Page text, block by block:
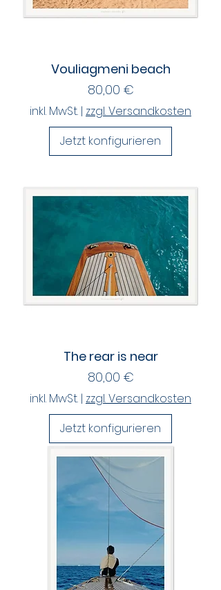
Vouliagmeni beach
Preis
80,00 €
inkl. MwSt. | zzgl. Versandkosten
Jetzt konfigurieren
The rear is near
Preis
80,00 €
inkl. MwSt. | zzgl. Versandkosten
Jetzt konfigurieren